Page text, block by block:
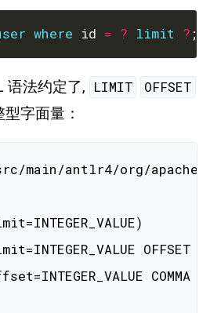
where id = ? limit ? ;
语法约定了, LIMIT OFFSET
字面量：
main/antlr4/org/apache/
OFFSET
COMMA